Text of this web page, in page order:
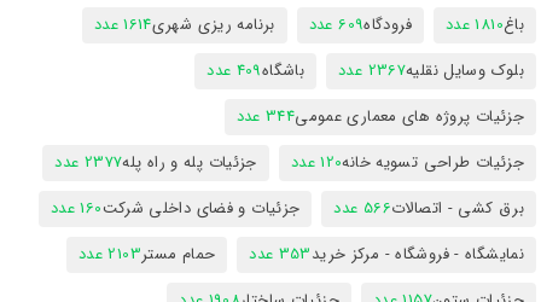
باغ1810 عدد فرودگاه609 عدد برنامه ریزی شهری1614 عدد
بلوک وسایل نقلیه2367 عدد باشگاه409 عدد
جزئیات پروژه های معماری عمومی344 عدد
جزئیات طراحی تسویه خانه120 عدد جزئیات پله و راه پله2377 عدد
برق کشی - اتصالات566 عدد جزئیات و فضای داخلی شرکت160 عدد
نمایشگاه - فروشگاه - مرکز خرید353 عدد حمام مستر2103 عدد